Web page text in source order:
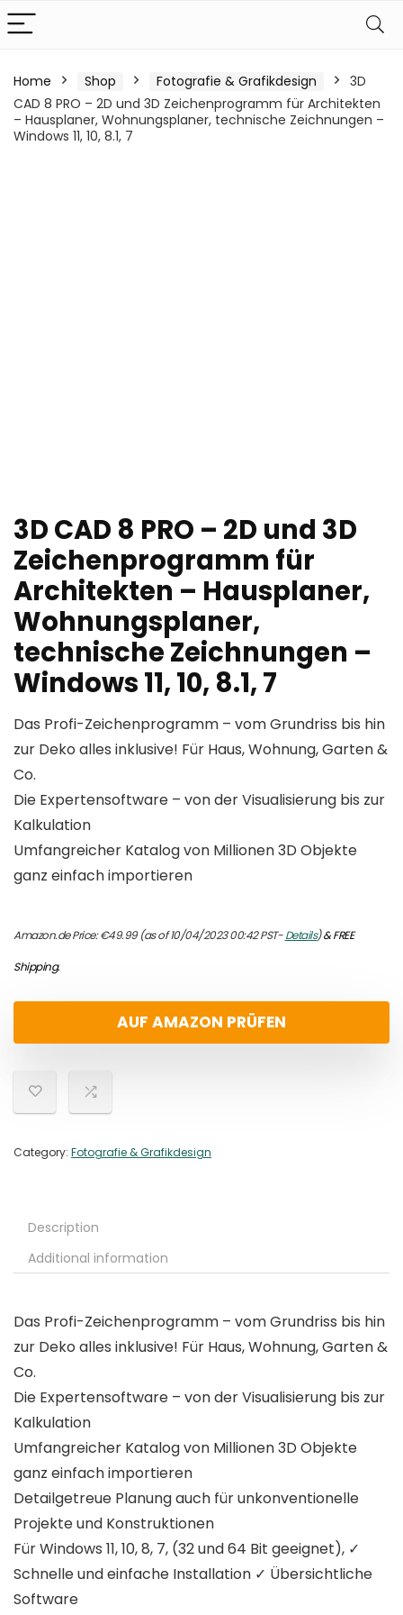
Home Shop Fotografie & Grafikdesign
3D
CAD 8 PRO – 2D und 3D Zeichenprogramm für Architekten
– Hausplaner, Wohnungsplaner, technische Zeichnungen –
Windows 11, 10, 8.1, 7
3D CAD 8 PRO – 2D und 3D
Zeichenprogramm für
Architekten – Hausplaner,
Wohnungsplaner,
technische Zeichnungen –
Windows 11, 10, 8.1, 7
Das Profi-Zeichenprogramm – vom Grundriss bis hin
zur Deko alles inklusive! Für Haus, Wohnung, Garten &
Co.
Die Expertensoftware – von der Visualisierung bis zur
Kalkulation
Umfangreicher Katalog von Millionen 3D Objekte
ganz einfach importieren
Amazon.de Price:€49.99(as of 10/04/2023 00:42 PST-Details)&FREE
Shipping.
AUF AMAZON PRÜFEN
Category: Fotografie & Grafikdesign
Description
Additional information
Das Profi-Zeichenprogramm – vom Grundriss bis hin
zur Deko alles inklusive! Für Haus, Wohnung, Garten &
Co.
Die Expertensoftware – von der Visualisierung bis zur
Kalkulation
Umfangreicher Katalog von Millionen 3D Objekte
ganz einfach importieren
Detailgetreue Planung auch für unkonventionelle
Projekte und Konstruktionen
Für Windows 11, 10, 8, 7, (32 und 64 Bit geeignet), ✓
Schnelle und einfache Installation ✓ Übersichtliche
Software